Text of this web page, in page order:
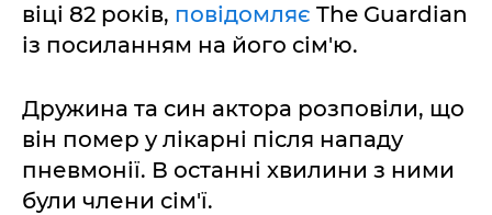
віці 82 років, повідомляє The Guardian
із посиланням на його сім'ю.
Дружина та син актора розповіли, що
він помер у лікарні після нападу
пневмонії. В останні хвилини з ними
були члени сім'ї.